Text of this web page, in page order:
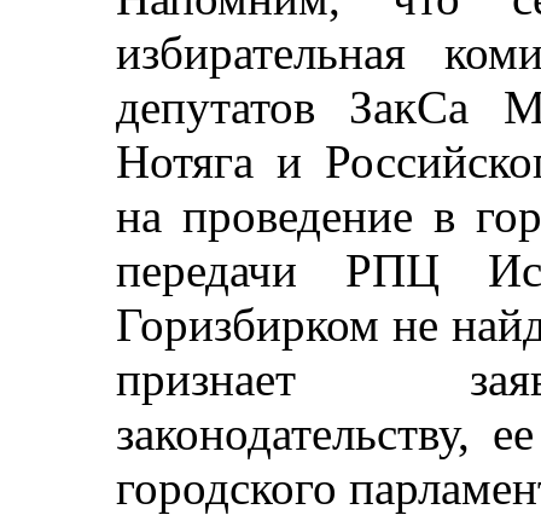
избирательная
депутатов ЗакСа
Нотяга и
на проведение в
передачи РПЦ
Горизбирком не
признает
законодательству,
городского